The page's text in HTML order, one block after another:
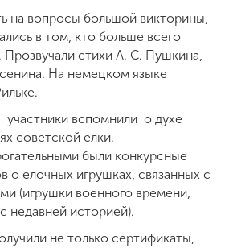
на вопросы большой викторины,
в том, кто больше всего
Прозвучали стихи А. С. Пушкина,
На немецком языке
вспомнили о духе
советской елки.
были конкурсные
о елочных игрушках, связанных с
(игрушки военного времени,
недавней историей).
не только сертификаты,